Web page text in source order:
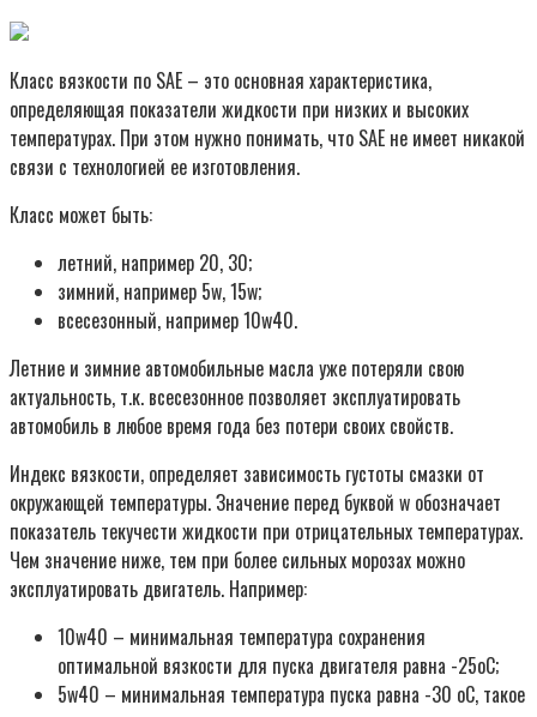
Класс вязкости по SAE – это основная характеристика,
определяющая показатели жидкости при низких и высоких
температурах. При этом нужно понимать, что SAE не имеет никакой
связи с технологией ее изготовления.
Класс может быть:
летний, например 20, 30;
зимний, например 5w, 15w;
всесезонный, например 10w40.
Летние и зимние автомобильные масла уже потеряли свою
актуальность, т.к. всесезонное позволяет эксплуатировать
автомобиль в любое время года без потери своих свойств.
Индекс вязкости, определяет зависимость густоты смазки от
окружающей температуры. Значение перед буквой w обозначает
показатель текучести жидкости при отрицательных температурах.
Чем значение ниже, тем при более сильных морозах можно
эксплуатировать двигатель. Например:
10w40 – минимальная температура сохранения
оптимальной вязкости для пуска двигателя равна -25оС;
5w40 – минимальная температура пуска равна -30 оС, такое